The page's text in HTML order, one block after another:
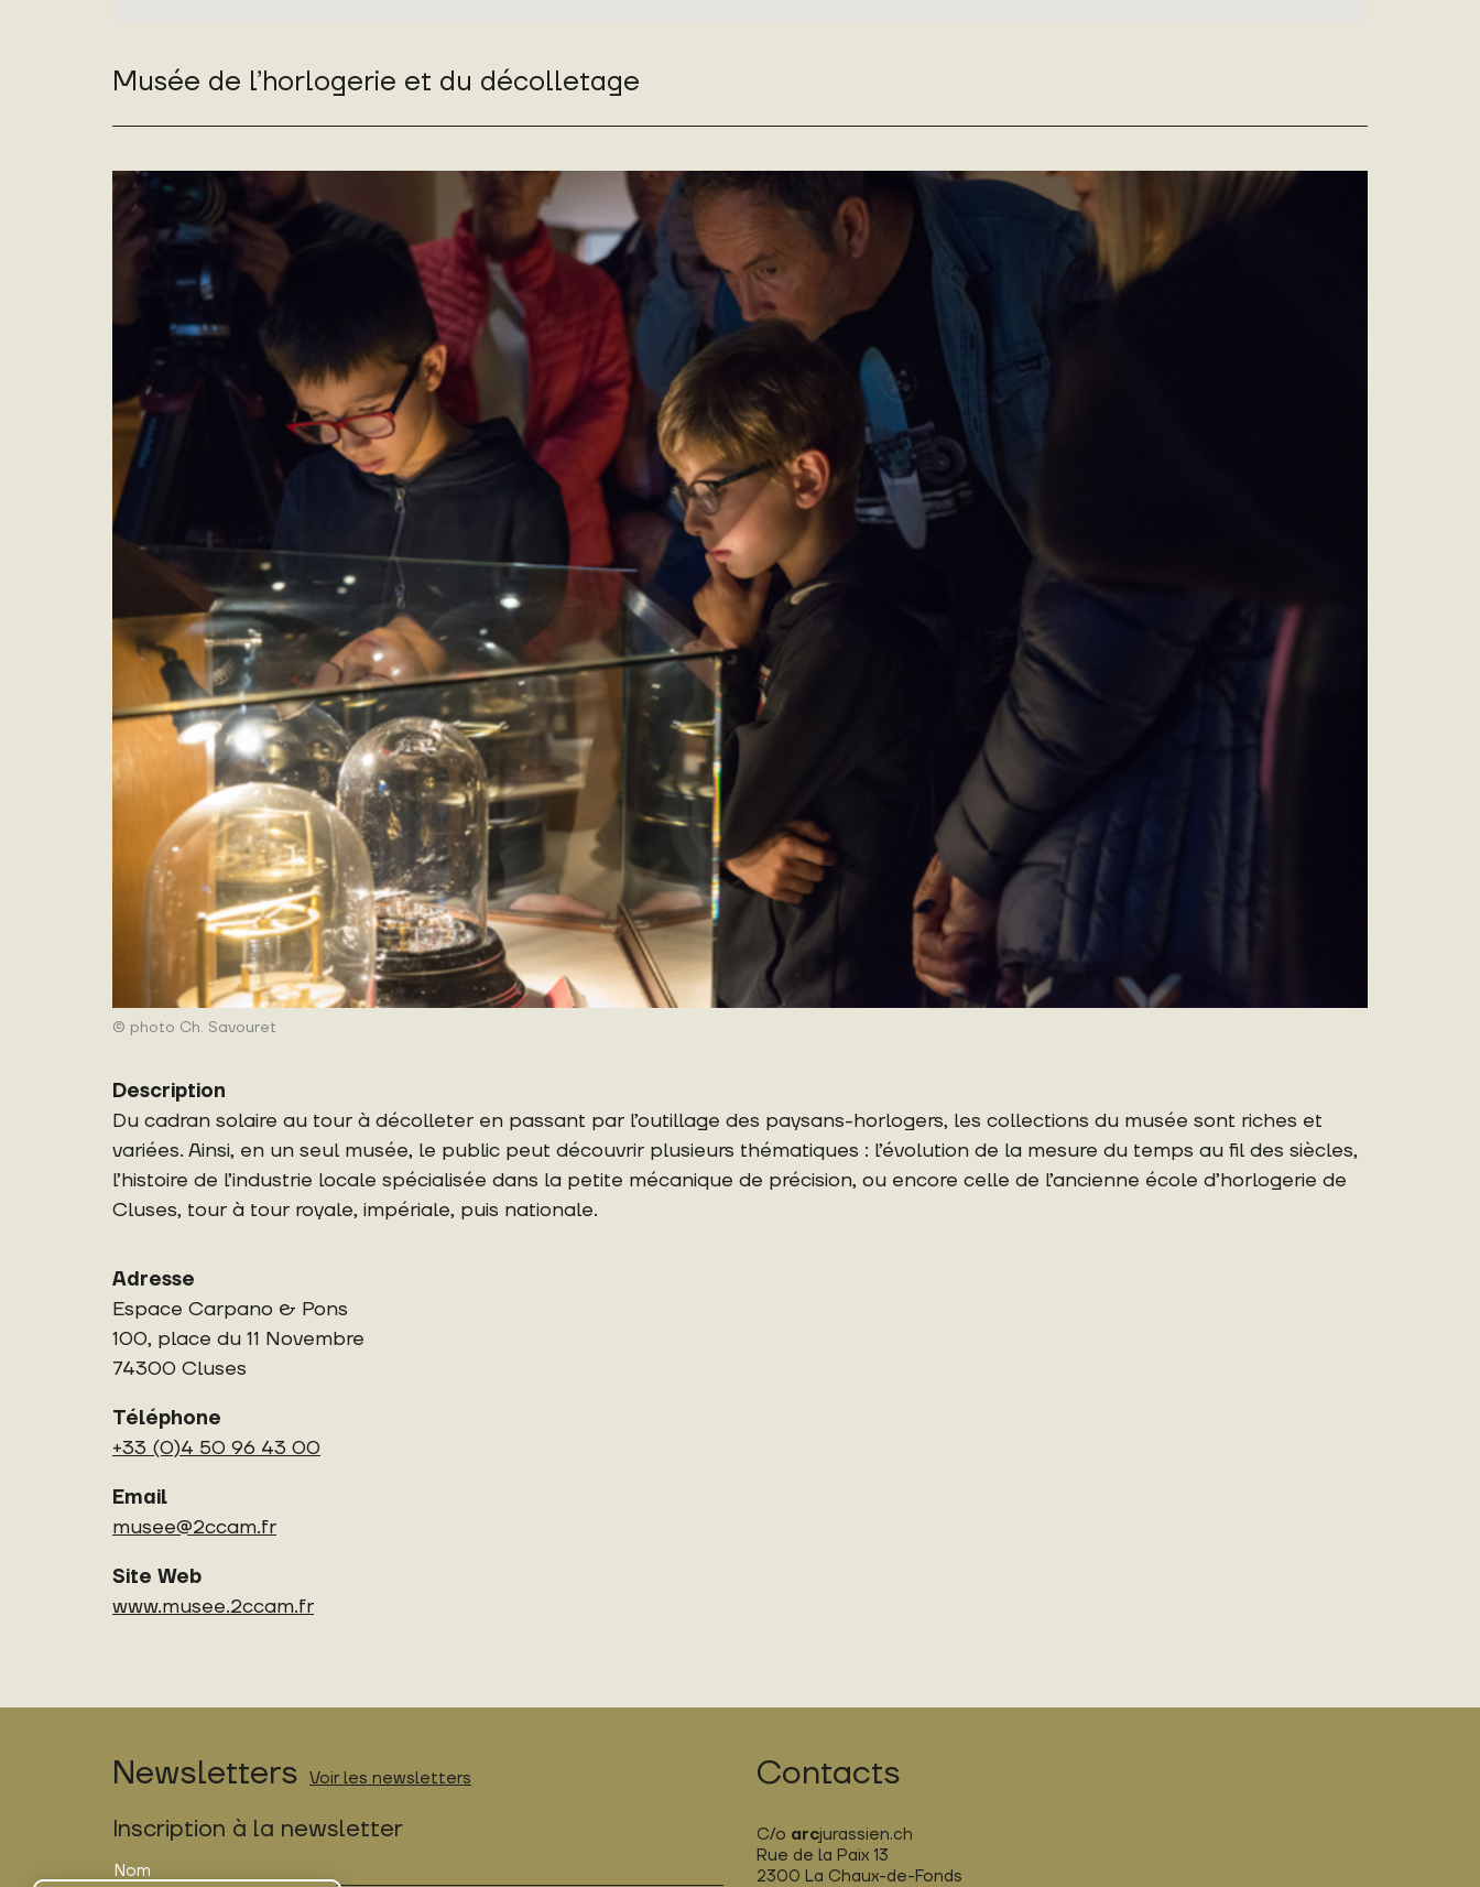
Musée de l’horlogerie et du décolletage
© photo Ch. Savouret
Description
Du cadran solaire au tour à décolleter en passant par l’outillage des paysans-horlogers, les collections du musée sont riches et
variées. Ainsi, en un seul musée, le public peut découvrir plusieurs thématiques : l’évolution de la mesure du temps au fil des siècles,
l’histoire de l’industrie locale spécialisée dans la petite mécanique de précision, ou encore celle de l’ancienne école d’horlogerie de
Cluses, tour à tour royale, impériale, puis nationale.
Adresse
Espace Carpano & Pons
100, place du 11 Novembre
74300 Cluses
Téléphone
+33 (0)4 50 96 43 00
Email
musee@2ccam.fr
Site Web
www.musee.2ccam.fr
Newsletters Voir les newsletters
Inscription à la newsletter
Contacts
C/o arcjurassien.ch
Rue de la Paix 13
2300 La Chaux-de-Fonds